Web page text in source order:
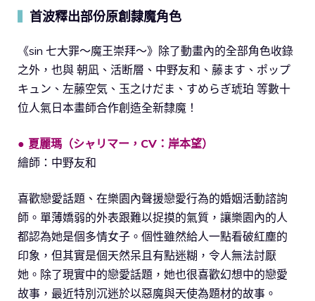
首波釋出部份原創隸魔角色
《sin 七大罪～魔王崇拜～》除了動畫內的全部角色收錄
之外，也與 朝凪、活断層、中野友和、藤ます、ポップ
キュン、左藤空気、玉之けだま、すめらぎ琥珀 等數十
位人氣日本畫師合作創造全新隸魔！
● 夏麗瑪（シャリマー，CV：岸本望）
繪師：中野友和
喜歡戀愛話題、在樂園內聲援戀愛行為的婚姻活動諮詢
師。單薄嬌弱的外表跟難以捉摸的氣質，讓樂園內的人
都認為她是個多情女子。個性雖然給人一點看破紅塵的
印象，但其實是個天然呆且有點迷糊，令人無法討厭
她。除了現實中的戀愛話題，她也很喜歡幻想中的戀愛
故事，最近特別沉迷於以惡魔與天使為題材的故事。